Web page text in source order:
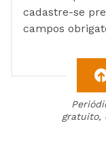
cadastre-se
campos
gratuito,